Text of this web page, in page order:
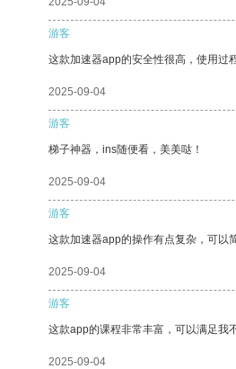
游客
这款加速器app的安全性很高，使用过
2025-09-04
游客
梯子神器，ins随便看，美美哒！
2025-09-04
游客
这款加速器app的操作有点复杂，可以
2025-09-04
游客
这款app的课程非常丰富，可以满足我
2025-09-04